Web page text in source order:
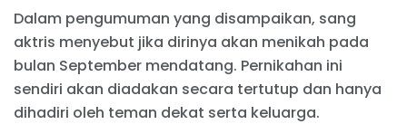
Dalam pengumuman yang disampaikan, sang
aktris menyebut jika dirinya akan menikah pada
bulan September mendatang. Pernikahan ini
sendiri akan diadakan secara tertutup dan hanya
dihadiri oleh teman dekat serta keluarga.